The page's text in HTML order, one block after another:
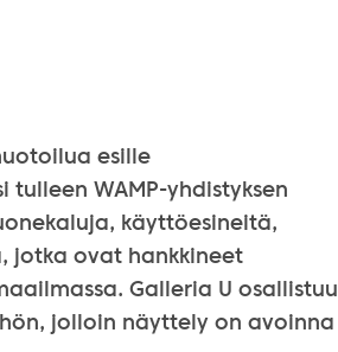
esille
WAMP-yhdistyksen
käyttöesineitä,
jotka ovat hankkineet
Galleria U osallistuu
jolloin näyttely on avoinna